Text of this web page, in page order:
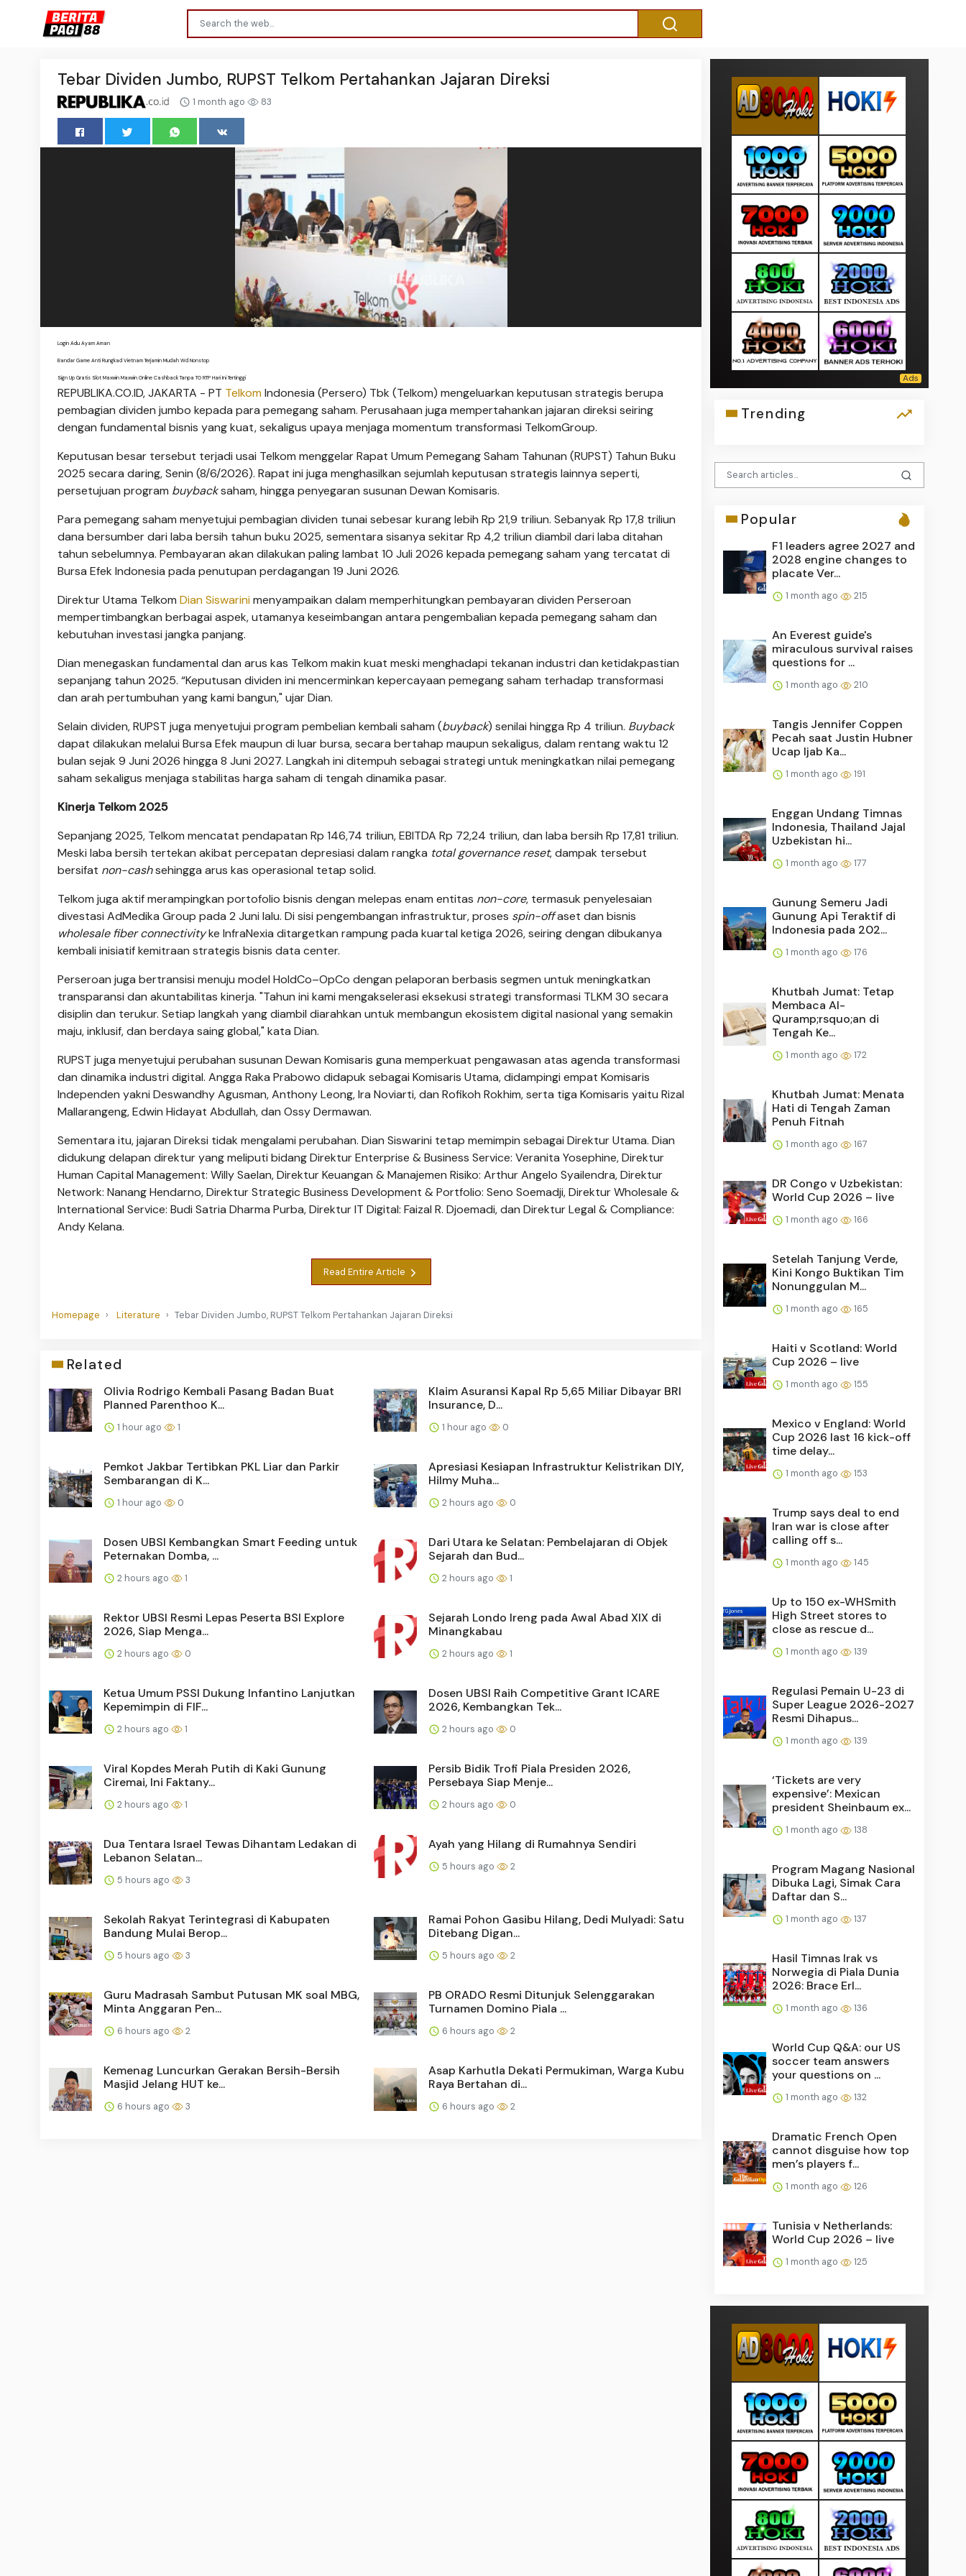
Tebar Dividen Jumbo, RUPST Telkom Pertahankan Jajaran Direksi
1 month ago 83
Login Adu Ayam Aman
Bandar Game Anti Rungkad Vietnam Terjamin Mudah Wd Nonstop
Sign Up Gratis Slot Maxwin Maxwin Online Cashback Tanpa TO RTP Hari Ini Tertinggi
REPUBLIKA.CO.ID, JAKARTA - PT Telkom Indonesia (Persero) Tbk (Telkom) mengeluarkan keputusan strategis berupa
pembagian dividen jumbo kepada para pemegang saham. Perusahaan juga mempertahankan jajaran direksi seiring
dengan fundamental bisnis yang kuat, sekaligus upaya menjaga momentum transformasi TelkomGroup.
Keputusan besar tersebut terjadi usai Telkom menggelar Rapat Umum Pemegang Saham Tahunan (RUPST) Tahun Buku
2025 secara daring, Senin (8/6/2026). Rapat ini juga menghasilkan sejumlah keputusan strategis lainnya seperti,
persetujuan program buybacksaham, hingga penyegaran susunan Dewan Komisaris.
Para pemegang saham menyetujui pembagian dividen tunai sebesar kurang lebih Rp 21,9 triliun. Sebanyak Rp 17,8 triliun
dana bersumber dari laba bersih tahun buku 2025, sementara sisanya sekitar Rp 4,2 triliun diambil dari laba ditahan
tahun sebelumnya. Pembayaran akan dilakukan paling lambat 10 Juli 2026 kepada pemegang saham yang tercatat di
Bursa Efek Indonesia pada penutupan perdagangan 19 Juni 2026.
Direktur Utama Telkom Dian Siswarini menyampaikan dalam memperhitungkan pembayaran dividen Perseroan
mempertimbangkan berbagai aspek, utamanya keseimbangan antara pengembalian kepada pemegang saham dan
kebutuhan investasi jangka panjang.
Dian menegaskan fundamental dan arus kas Telkom makin kuat meski menghadapi tekanan industri dan ketidakpastian
sepanjang tahun 2025. “Keputusan dividen ini mencerminkan kepercayaan pemegang saham terhadap transformasi
dan arah pertumbuhan yang kami bangun," ujar Dian.
Selain dividen, RUPST juga menyetujui program pembelian kembali saham (buyback) senilai hingga Rp 4 triliun. Buyback
dapat dilakukan melalui Bursa Efek maupun di luar bursa, secara bertahap maupun sekaligus, dalam rentang waktu 12
bulan sejak 9 Juni 2026 hingga 8 Juni 2027. Langkah ini ditempuh sebagai strategi untuk meningkatkan nilai pemegang
saham sekaligus menjaga stabilitas harga saham di tengah dinamika pasar.
Kinerja Telkom 2025
Sepanjang 2025, Telkom mencatat pendapatan Rp 146,74 triliun, EBITDA Rp 72,24 triliun, dan laba bersih Rp 17,81 triliun.
Meski laba bersih tertekan akibat percepatan depresiasi dalam rangka total governance reset, dampak tersebut
bersifat non-cashsehingga arus kas operasional tetap solid.
Telkom juga aktif merampingkan portofolio bisnis dengan melepas enam entitas non-core, termasuk penyelesaian
divestasi AdMedika Group pada 2 Juni lalu. Di sisi pengembangan infrastruktur, proses spin-offaset dan bisnis
wholesale fiber connectivityke InfraNexia ditargetkan rampung pada kuartal ketiga 2026, seiring dengan dibukanya
kembali inisiatif kemitraan strategis bisnis data center.
Perseroan juga bertransisi menuju model HoldCo–OpCo dengan pelaporan berbasis segmen untuk meningkatkan
transparansi dan akuntabilitas kinerja. "Tahun ini kami mengakselerasi eksekusi strategi transformasi TLKM 30 secara
disiplin dan terukur. Setiap langkah yang diambil diarahkan untuk membangun ekosistem digital nasional yang semakin
maju, inklusif, dan berdaya saing global," kata Dian.
RUPST juga menyetujui perubahan susunan Dewan Komisaris guna memperkuat pengawasan atas agenda transformasi
dan dinamika industri digital. Angga Raka Prabowo didapuk sebagai Komisaris Utama, didampingi empat Komisaris
Independen yakni Deswandhy Agusman, Anthony Leong, Ira Noviarti, dan Rofikoh Rokhim, serta tiga Komisaris yaitu Rizal
Mallarangeng, Edwin Hidayat Abdullah, dan Ossy Dermawan.
Sementara itu, jajaran Direksi tidak mengalami perubahan. Dian Siswarini tetap memimpin sebagai Direktur Utama. Dian
didukung delapan direktur yang meliputi bidang Direktur Enterprise & Business Service: Veranita Yosephine, Direktur
Human Capital Management: Willy Saelan, Direktur Keuangan & Manajemen Risiko: Arthur Angelo Syailendra, Direktur
Network: Nanang Hendarno, Direktur Strategic Business Development & Portfolio: Seno Soemadji, Direktur Wholesale &
International Service: Budi Satria Dharma Purba, Direktur IT Digital: Faizal R. Djoemadi, dan Direktur Legal & Compliance:
Andy Kelana.
Read Entire Article
Homepage Literature Tebar Dividen Jumbo, RUPST Telkom Pertahankan Jajaran Direksi
Related
Olivia Rodrigo Kembali Pasang Badan Buat
Planned Parenthoo K...
1 hour ago 1
Klaim Asuransi Kapal Rp 5,65 Miliar Dibayar BRI
Insurance, D...
1 hour ago 0
Pemkot Jakbar Tertibkan PKL Liar dan Parkir
Sembarangan di K...
1 hour ago 0
Apresiasi Kesiapan Infrastruktur Kelistrikan DIY,
Hilmy Muha...
2 hours ago 0
Dosen UBSI Kembangkan Smart Feeding untuk
Peternakan Domba, ...
2 hours ago 1
Dari Utara ke Selatan: Pembelajaran di Objek
Sejarah dan Bud...
2 hours ago 1
Rektor UBSI Resmi Lepas Peserta BSI Explore
2026, Siap Menga...
2 hours ago 0
Sejarah Londo Ireng pada Awal Abad XIX di
Minangkabau
2 hours ago 1
Ketua Umum PSSI Dukung Infantino Lanjutkan
Kepemimpin di FIF...
2 hours ago 1
Dosen UBSI Raih Competitive Grant ICARE
2026, Kembangkan Tek...
2 hours ago 0
Viral Kopdes Merah Putih di Kaki Gunung
Ciremai, Ini Faktany...
2 hours ago 1
Persib Bidik Trofi Piala Presiden 2026,
Persebaya Siap Menje...
2 hours ago 0
Dua Tentara Israel Tewas Dihantam Ledakan di
Lebanon Selatan...
5 hours ago 3
Ayah yang Hilang di Rumahnya Sendiri
5 hours ago 2
Sekolah Rakyat Terintegrasi di Kabupaten
Bandung Mulai Berop...
5 hours ago 3
Ramai Pohon Gasibu Hilang, Dedi Mulyadi: Satu
Ditebang Digan...
5 hours ago 2
Guru Madrasah Sambut Putusan MK soal MBG,
Minta Anggaran Pen...
6 hours ago 2
PB ORADO Resmi Ditunjuk Selenggarakan
Turnamen Domino Piala ...
6 hours ago 2
Kemenag Luncurkan Gerakan Bersih-Bersih
Masjid Jelang HUT ke...
6 hours ago 3
Asap Karhutla Dekati Permukiman, Warga Kubu
Raya Bertahan di...
6 hours ago 2
Trending
Popular
F1 leaders agree 2027 and
2028 engine changes to
placate Ver...
1 month ago 215
An Everest guide's
miraculous survival raises
questions for ...
1 month ago 210
Tangis Jennifer Coppen
Pecah saat Justin Hubner
Ucap Ijab Ka...
1 month ago 191
Enggan Undang Timnas
Indonesia, Thailand Jajal
Uzbekistan hi...
1 month ago 177
Gunung Semeru Jadi
Gunung Api Teraktif di
Indonesia pada 202...
1 month ago 176
Khutbah Jumat: Tetap
Membaca Al-
Quramp;rsquo;an di
Tengah Ke...
1 month ago 172
Khutbah Jumat: Menata
Hati di Tengah Zaman
Penuh Fitnah
1 month ago 167
DR Congo v Uzbekistan:
World Cup 2026 – live
1 month ago 166
Setelah Tanjung Verde,
Kini Kongo Buktikan Tim
Nonunggulan M...
1 month ago 165
Haiti v Scotland: World
Cup 2026 – live
1 month ago 155
Mexico v England: World
Cup 2026 last 16 kick-off
time delay...
1 month ago 153
Trump says deal to end
Iran war is close after
calling off s...
1 month ago 145
Up to 150 ex-WHSmith
High Street stores to
close as rescue d...
1 month ago 139
Regulasi Pemain U-23 di
Super League 2026-2027
Resmi Dihapus...
1 month ago 139
‘Tickets are very
expensive’: Mexican
president Sheinbaum ex...
1 month ago 138
Program Magang Nasional
Dibuka Lagi, Simak Cara
Daftar dan S...
1 month ago 137
Hasil Timnas Irak vs
Norwegia di Piala Dunia
2026: Brace Erl...
1 month ago 136
World Cup Q&A: our US
soccer team answers
your questions on ...
1 month ago 132
Dramatic French Open
cannot disguise how top
men’s players f...
1 month ago 126
Tunisia v Netherlands:
World Cup 2026 – live
1 month ago 125